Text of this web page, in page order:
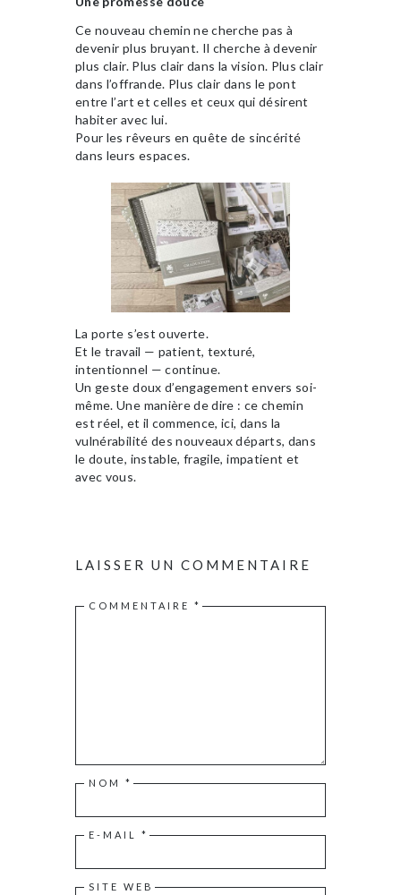
Ce nouveau chemin ne cherche pas à
devenir plus bruyant. Il cherche à devenir
plus clair. Plus clair dans la vision. Plus clair
dans l’offrande. Plus clair dans le pont
entre l’art et celles et ceux qui désirent
habiter avec lui.
Pour les rêveurs en quête de sincérité
dans leurs espaces.
La porte s’est ouverte.
Et le travail — patient, texturé,
intentionnel — continue.
Un geste doux d’engagement envers soi-
même. Une manière de dire : ce chemin
est réel, et il commence, ici, dans la
vulnérabilité des nouveaux départs, dans
le doute, instable, fragile, impatient et
avec vous.
LAISSER UN COMMENTAIRE
COMMENTAIRE *
NOM *
E-MAIL *
SITE WEB